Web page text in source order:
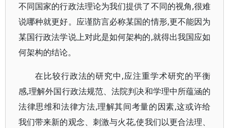
不同国家的行政法理论为我们提供了不同的视角,很难
说哪种就更好。应谨防言必称某国的情形,更不能因为
某国行政法学说上对此是如何架构的,就得出我国应如
何架构的结论。
在比较行政法的研究中,应注重学术研究的平衡
感,理解外国行政法规范、法院判决和学理中所蕴涵的
法律思维和法律方法,理解其间考量的因素,这或许给
我们带来新的观念、刺激与火花,使我们以更合法理、